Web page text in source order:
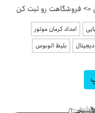
امداد کرمان موتور
دیجیتال بلیط اتوبوس